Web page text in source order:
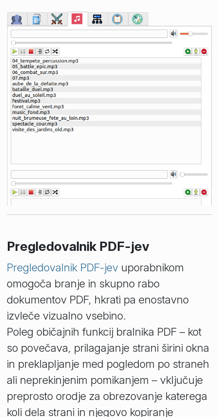
Pregledovalnik PDF-jev
Pregledovalnik PDF-jevuporabnikom
omogoča branje in skupno rabo
dokumentov PDF, hkrati pa enostavno
izvleče vizualno vsebino.
Poleg običajnih funkcij bralnika PDF – kot
so povečava, prilagajanje strani širini okna
in preklapljanje med pogledom po straneh
ali neprekinjenim pomikanjem – vključuje
preprosto orodje za obrezovanje katerega
koli dela strani in njegovo kopiranje